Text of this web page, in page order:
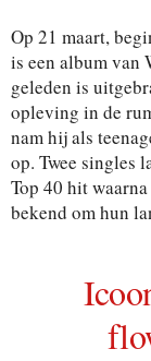
Op 21 maart,
is een album van
geleden is
opleving in de
nam hij als
op. Twee singles
Top 40 hit
bekend om hun